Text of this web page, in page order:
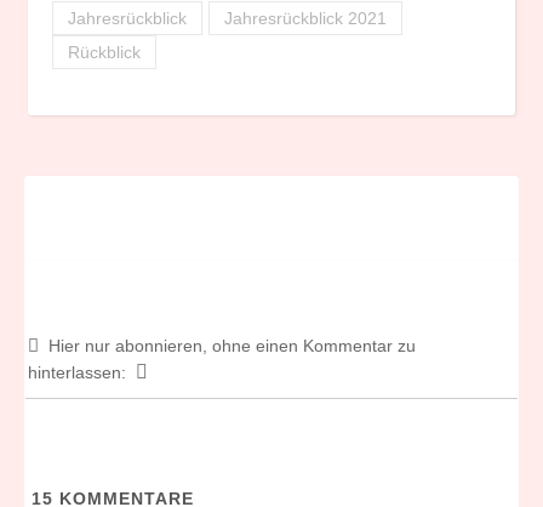
Jahresrückblick
Jahresrückblick 2021
Rückblick
Hier nur abonnieren, ohne einen Kommentar zu
hinterlassen:
15 KOMMENTARE